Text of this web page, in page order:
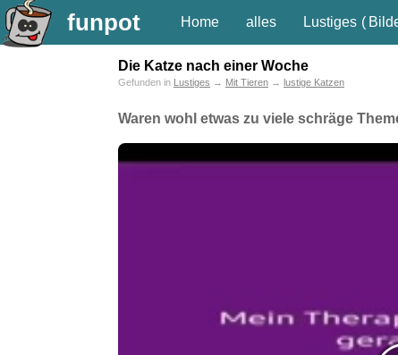
funpot Home alles Lustiges (
Die Katze nach einer Woche
Gefunden in Lustiges → Mit Tieren → lustige Katzen
Waren wohl etwas zu viele schräge